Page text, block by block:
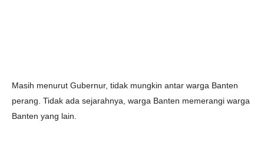
Masih menurut Gubernur, tidak mungkin antar warga Banten
perang. Tidak ada sejarahnya, warga Banten memerangi warga
Banten yang lain.